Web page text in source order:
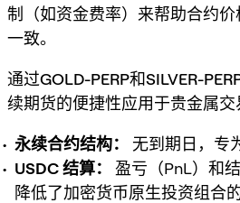
制（如资金费率）来帮助合约
一致。
通过GOLD-PERP和SILVER-
续期货的便捷性应用于贵金属交
永续合约结构：
无到期日，专
USDC 结算：
盈亏（PnL）和
降低了加密货币原生投资组合